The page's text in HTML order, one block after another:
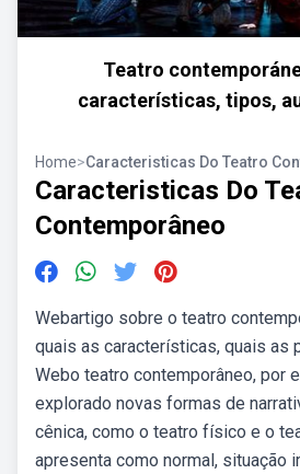
Teatro
características, tipos,
Home>Caracteristicas Do Teatro
Caracteristicas Do
Contemporâneo
Webartigo sobre o teatro
quais as características, quais as
Webo teatro contemporâneo, por
explorado novas formas de
cênica, como o teatro físico e o
apresenta como normal, situação